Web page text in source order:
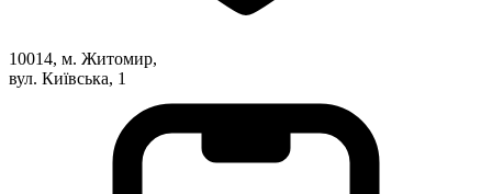
10014, м. Житомир,
вул. Київська, 1